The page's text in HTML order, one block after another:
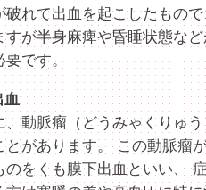
破れて出血を起こしたもの
すが半身麻痺や昏睡状態な
要です。
血
、動脈瘤（どうみゃくりゅ
とがあります。 この動脈瘤
のをくも膜下出血といい、